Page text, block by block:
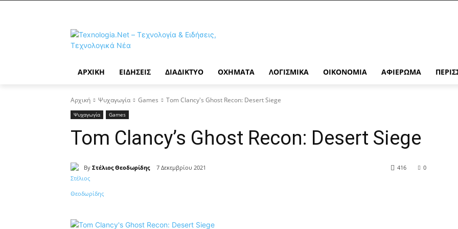
ΑΡΧΙΚΉ ΕΙΔΉΣΕΙΣ ΔΙΑΔΊΚΤΥΟ ΟΧΉΜΑΤΑ ΛΟΓΙΣΜΙΚΆ ΟΙΚΟΝΟΜΊΑ ΑΦΙΈΡΩΜΑ
Αρχική Ψυχαγωγία Games Tom Clancy's Ghost Recon: Desert Siege
Ψυχαγωγία Games
Tom Clancy’s Ghost Recon: Desert Siege
By Στέλιος Θεοδωρίδης 7 Δεκεμβρίου 2021 0
416
Κοινοποίηση